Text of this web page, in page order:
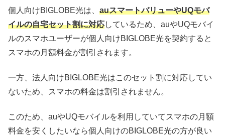
個人向けBIGLOBE光は、 auスマートバリューやUQモバ
イルの自宅セット割に対応しているため、auやUQモバイ
ルのスマホユーザーが個人向けBIGLOBE光を契約すると
スマホの月額料金が割引されます。
一方、法人向けBIGLOBE光はこのセット割に対応してい
ないため、スマホの料金は割引されません。
このため、auやUQモバイルを利用していてスマホの月額
料金を安くしたいなら個人向けのBIGLOBE光の方が良い